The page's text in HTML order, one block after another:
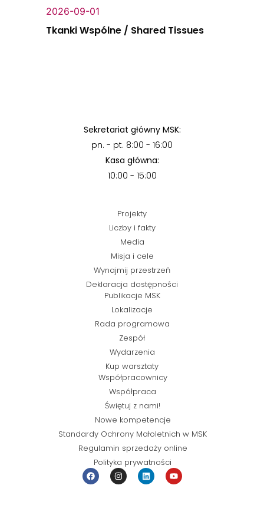
2026-09-01
Tkanki Wspólne / Shared Tissues
Sekretariat główny MSK:
pn. - pt. 8:00 - 16:00
Kasa główna:
10:00 - 15:00
Projekty
Liczby i fakty
Media
Misja i cele
Wynajmij przestrzeń
Deklaracja dostępności
Publikacje MSK
Lokalizacje
Rada programowa
Zespół
Wydarzenia
Kup warsztaty
Współpracownicy
Współpraca
Świętuj z nami!
Nowe kompetencje
Standardy Ochrony Małoletnich w MSK
Regulamin sprzedaży online
Polityka prywatności